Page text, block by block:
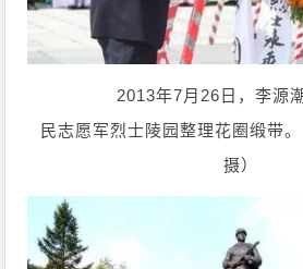
2013年7月26日，李源
民志愿军烈士陵园整理花圈缎带
摄）